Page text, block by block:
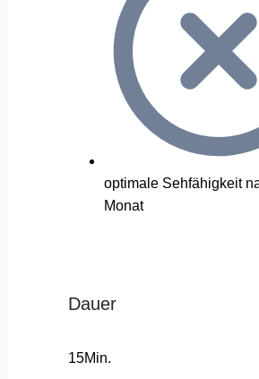
optimale Sehfähigkeit
Monat
Dauer
15Min.